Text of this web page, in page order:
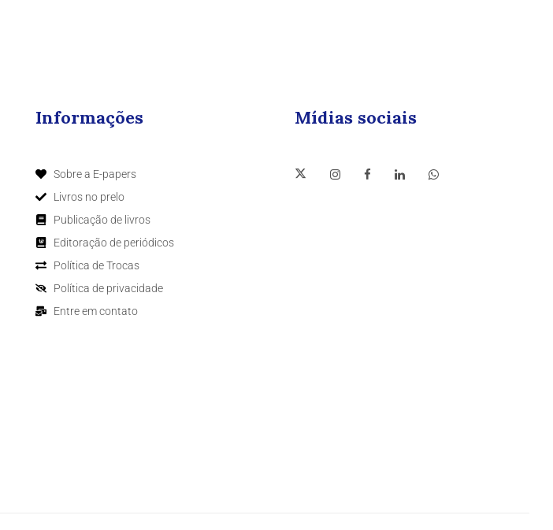
Informações
Sobre a E-papers
Livros no prelo
Publicação de livros
Editoração de periódicos
Política de Trocas
Política de privacidade
Entre em contato
Mídias sociais